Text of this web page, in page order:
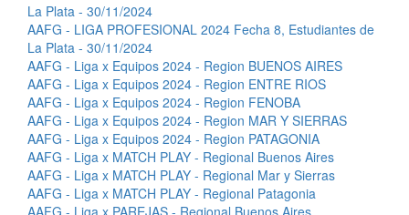
La Plata - 30/11/2024
AAFG - LIGA PROFESIONAL 2024 Fecha 8, Estudiantes de
La Plata - 30/11/2024
AAFG - Liga x Equipos 2024 - Region BUENOS AIRES
AAFG - Liga x Equipos 2024 - Region ENTRE RIOS
AAFG - Liga x Equipos 2024 - Region FENOBA
AAFG - Liga x Equipos 2024 - Region MAR Y SIERRAS
AAFG - Liga x Equipos 2024 - Region PATAGONIA
AAFG - Liga x MATCH PLAY - Regional Buenos Aires
AAFG - Liga x MATCH PLAY - Regional Mar y Sierras
AAFG - Liga x MATCH PLAY - Regional Patagonia
AAFG - Liga x PAREJAS - Regional Buenos Aires